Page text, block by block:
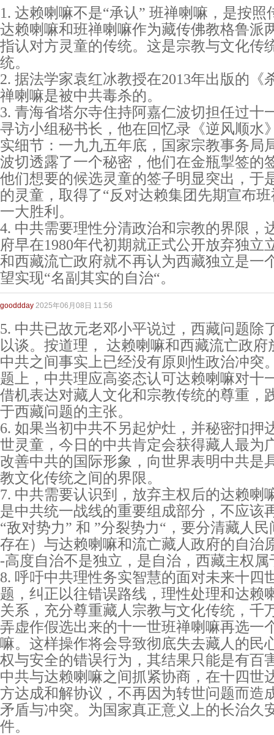
1. 达赖喇嘛不是“承认” 班禅喇嘛，是按照
达赖喇嘛和班禅喇嘛作为藏传佛教格鲁派
指认对方灵童的传统。这是宗教与文化传
统。
2. 据法学家袁红冰教授在2013年出版的《
禅喇嘛是被中共毒杀的。
3. 青海省塔尔寺住持阿嘉仁波切担任过十
寻访小组秘书长，他在回忆录《逆风顺水
实细节：一九九五年底，国家宗教事务局
波切透露了一个秘密，他们在金瓶掣签的
他们想要的候选灵童的签子明显突出，于
的灵童，取得了“反对达赖集团先期宣布
一大胜利。
4. 中共需要理性分清政治和宗教的界限，
府早在1980年代初期就正式公开放弃独立
和西藏流亡政府就不再认为西藏独立是一
望实现“名副其实的自治“。
gooddday 2025年06月08日 11:56
5. 中共已故元老邓小平说过，西藏问题除
以谈。按道理， 达赖喇嘛和西藏流亡政
中共之间事实上已经没有原则性政治冲突
题上，中共理应高姿态认可达赖喇嘛对十
借机表达对藏人文化和宗教传统的尊重，
于西藏问题的主张。
6. 如果当初中共不另起炉灶，并秘密扣押
世灵童，今日的中共肯定会获得藏人最为
改善中共的国际形象，向世界表明中共是
教文化传统之间的界限。
7. 中共需要认识到，放弃主权后的达赖喇
是中共统一战线的重要组成部分，不应该
“敌对势力” 和 ”分裂势力“，要分清藏人
存在）与达赖喇嘛和流亡藏人政府的自治
-高度自治不是独立，是自治，西藏主权属
8. 呼吁中共理性务实智慧的面对未来十四
题，纠正以往错误路线，理性处理和达赖
关系，充分尊重藏人宗教与文化传统，千
弄虚作假选出来的十一世班禅喇嘛再选一
嘛。这样操作将会导致彻底失去藏人的民
权与安全的错误行为，其结果只能是有百
中共与达赖喇嘛之间抓紧协商，在十四世
方达成和解协议，不再因为转世问题而造
矛盾与冲突。为国家真正意义上的长治久
件。